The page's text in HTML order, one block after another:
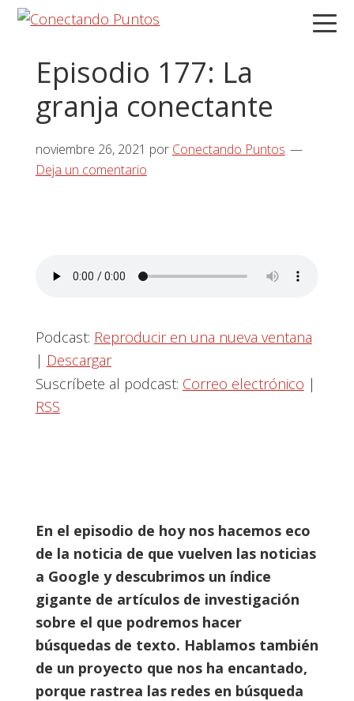
Saltar
navegación
principal
Saltar
principal
Saltar
lateral
principal
Episodio 177: La
granja conectante
noviembre 26, 2021 por Conectando Puntos
Deja un comentario
Podcast: Reproducir en una nueva ventana
| Descargar
Suscríbete al podcast: Correo electrónico |
RSS
En el episodio de hoy nos hacemos eco
de la noticia de que vuelven las noticias
a Google y descubrimos un índice
gigante de artículos de investigación
sobre el que podremos hacer
búsquedas de texto. Hablamos también
de un proyecto que nos ha encantado,
porque rastrea las redes en búsqueda